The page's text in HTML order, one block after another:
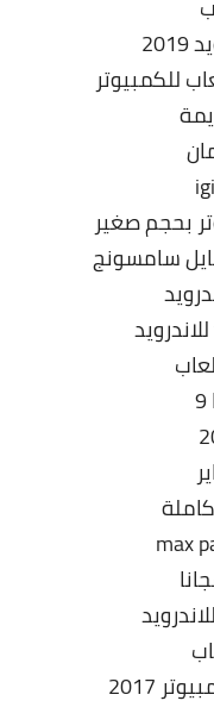
للكمبيوتر
بحجم صغير
سامسونج
2017